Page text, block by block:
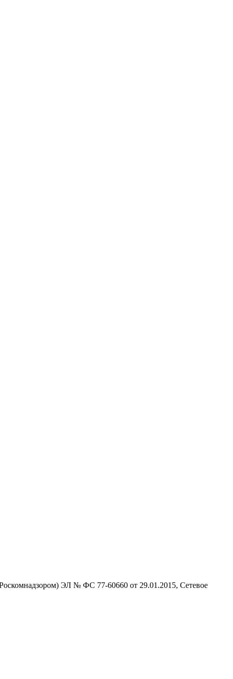
ЭЛ № ФС 77-60660 от 29.01.2015, Сетевое